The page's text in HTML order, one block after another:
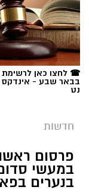
תגים:משטרה
☎ לחצו כאן לרשימת
בבאר שבע -
נט
חדשות
במעשי
בנערים